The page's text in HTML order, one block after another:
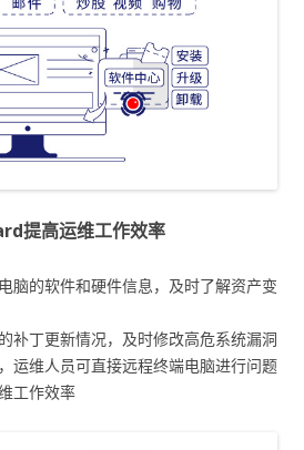
提高运维工作效率
脑的软件和硬件信息，及时了解资产变
补丁更新情况，及时修改高危系统漏洞
运维人员可直接远程终端电脑进行问题
工作效率